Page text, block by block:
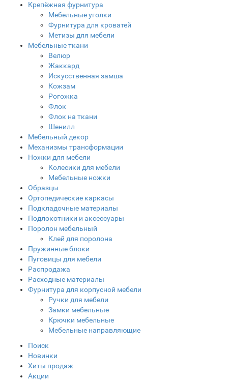
Крепёжная фурнитура
Мебельные уголки
Фурнитура для кроватей
Метизы для мебели
Мебельные ткани
Велюр
Жаккард
Искусственная замша
Кожзам
Рогожка
Флок
Флок на ткани
Шенилл
Мебельный декор
Механизмы трансформации
Ножки для мебели
Колесики для мебели
Мебельные ножки
Образцы
Ортопедические каркасы
Подкладочные материалы
Подлокотники и аксессуары
Поролон мебельный
Клей для поролона
Пружинные блоки
Пуговицы для мебели
Распродажа
Расходные материалы
Фурнитура для корпусной мебели
Ручки для мебели
Замки мебельные
Крючки мебельные
Мебельные направляющие
Поиск
Новинки
Хиты продаж
Акции